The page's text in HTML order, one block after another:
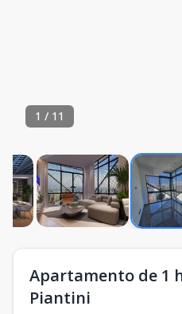
1 / 11
Apartamento de 1
Piantini